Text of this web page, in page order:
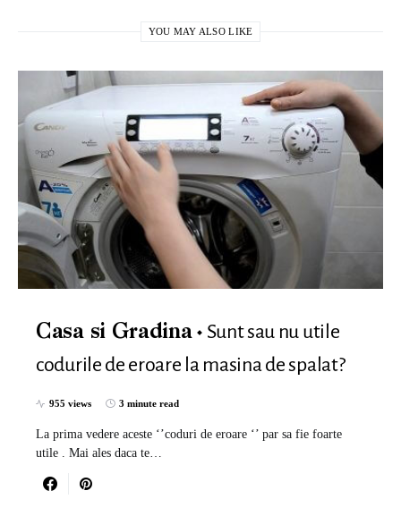
YOU MAY ALSO LIKE
Casa si Gradina
Sunt sau nu utile
codurile de eroare la masina de spalat?
955 views 3 minute read
La prima vedere aceste ‘’coduri de eroare ‘’ par sa fie foarte
utile . Mai ales daca te…